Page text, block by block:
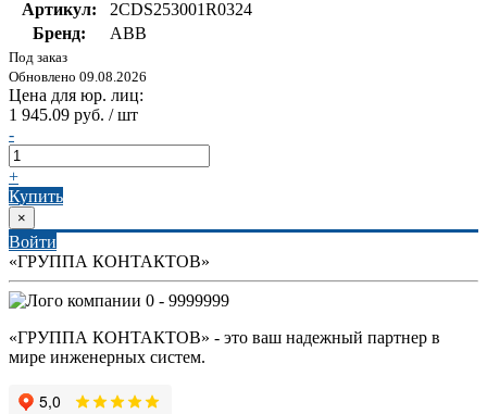
Артикул:
2CDS253001R0324
Бренд:
ABB
Под заказ
Обновлено 09.08.2026
Цена для юр. лиц:
1 945.09 руб. / шт
-
+
Купить
×
Войти
«ГРУППА КОНТАКТОВ»
0 - 9999999
«ГРУППА КОНТАКТОВ» - это ваш надежный партнер в
мире инженерных систем.